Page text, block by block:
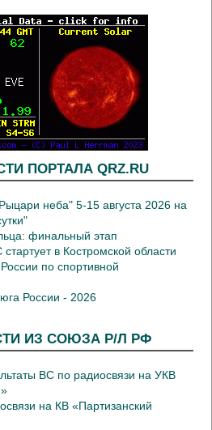
ПОРТАЛА QRZ.RU
неба" 5-15 августа 2026 на
финальный этап
в Костромской области
по спортивной
России - 2026
ИЗ СОЮЗА Р/Л РФ
ВС по радиосвязи на УКВ
на КВ «Партизанский